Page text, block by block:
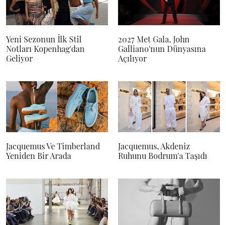
Yeni Sezonun İlk Stil
Notları Kopenhag'dan
Geliyor
2027 Met Gala, John
Galliano'nun Dünyasına
Açılıyor
Jacquemus Ve Timberland
Yeniden Bir Arada
Jacquemus, Akdeniz
Ruhunu Bodrum'a Taşıdı